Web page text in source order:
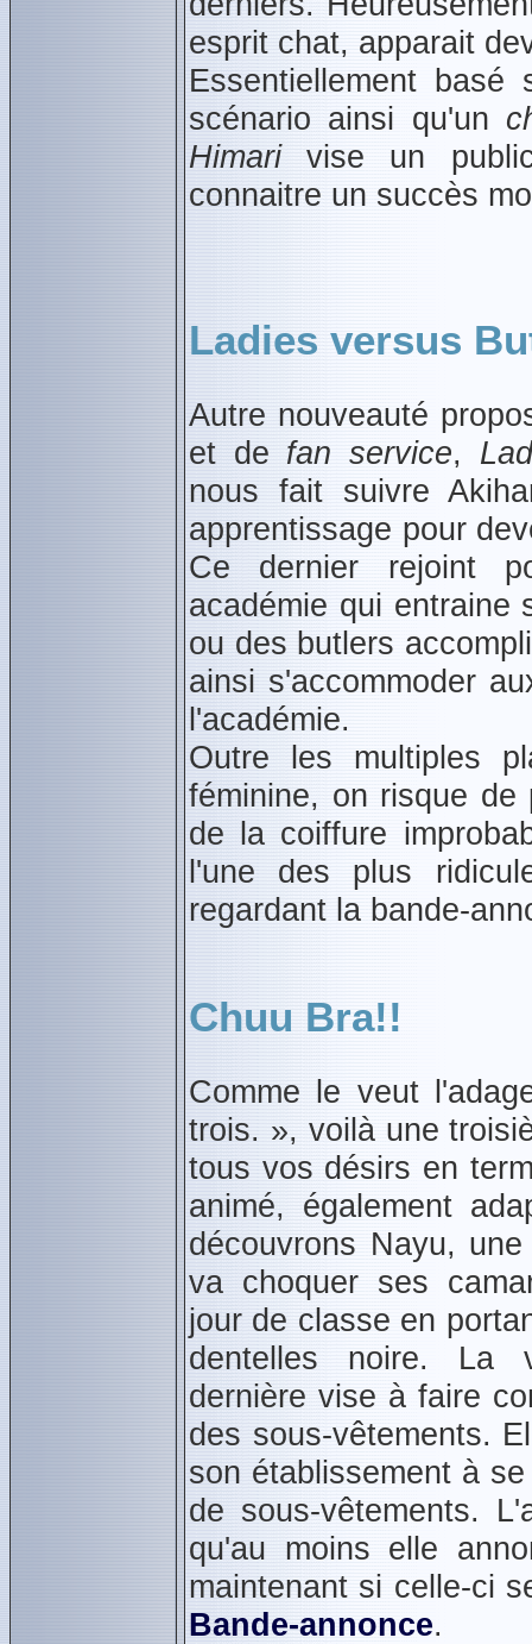
esprit chat, apparait
Essentiellement
scénario ainsi qu'un
Himarivise un
connaitre un succès
Ladies versus
Autre nouveauté
et de fan service,
nous fait suivre
apprentissage pour
Ce dernier rejoint
académie qui entraine
ou des butlers
ainsi s'accommoder
l'académie.
Outre les multiples
féminine, on risque
de la coiffure
l'une des plus
regardant la
Chuu Bra!!
Comme le veut
trois. », voilà une
tous vos désirs en
animé, également
découvrons Nayu,
va choquer ses
jour de classe en
dentelles noire. La
dernière vise à faire
des sous‑vêtements.
son établissement à
de sous‑vêtements.
qu'au moins elle
maintenant si celle‑ci
Bande‑annonce.